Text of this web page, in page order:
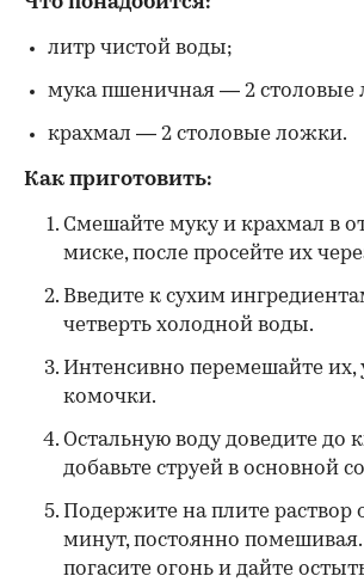
литр чистой воды;
мука пшеничная — 2 столовые
крахмал — 2 столовые ложки.
Как приготовить:
Смешайте муку и крахмал в
миске, после просейте их
Введите к сухим
четверть холодной воды.
Интенсивно перемешайте их,
комочки.
Остальную воду доведите до
добавьте струей в основной
Подержите на плите раствор
минут, постоянно
погасите огонь и дайте